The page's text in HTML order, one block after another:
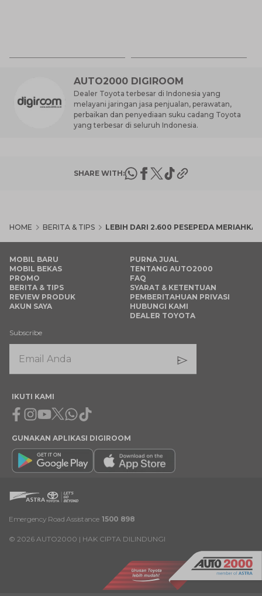
AUTO2000 DIGIROOM
Dealer Toyota terbesar di Indonesia yang
melayani jaringan jasa penjualan, perawatan,
perbaikan dan penyediaan suku cadang Toyota
yang terbesar di seluruh Indonesia.
SHARE WITH:
HOME BERITA & TIPS LEBIH DARI 2.600 PESEPEDA
MOBIL BARU
MOBIL BEKAS
PROMO
BERITA & TIPS
REVIEW PRODUK
AKUN SAYA
PURNA JUAL
TENTANG AUTO2000
FAQ
SYARAT & KETENTUAN
PEMBERITAHUAN PRIVASI
HUBUNGI KAMI
DEALER TOYOTA
Subscribe
IKUTI KAMI
Facebook
Instagram
Youtube
X Whatsapp
Tiktok
GUNAKAN APLIKASI DIGIROOM
Emergency Road Assistance 1500 898
© 2026 AUTO2000 | HAK CIPTA DILINDUNGI